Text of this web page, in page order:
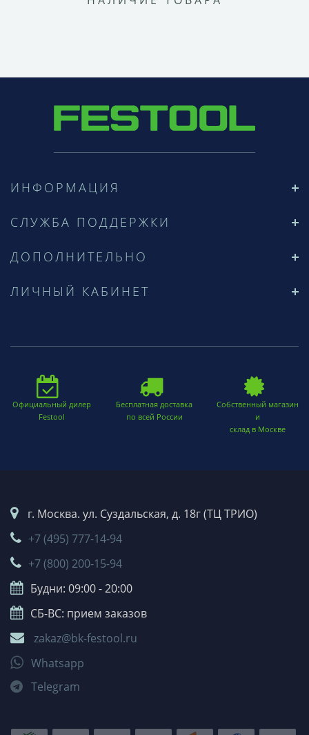
ИНФОРМАЦИЯ
СЛУЖБА ПОДДЕРЖКИ
ДОПОЛНИТЕЛЬНО
ЛИЧНЫЙ КАБИНЕТ
Официальный дилер
Festool
Бесплатная доставка
по всей России
Собственный магазин
и
склад в Москве
г. Москва. ул. Суздальская, д. 18г (ТЦ ТРИО)
+7 (495) 777-14-94
+7 (800) 200-15-94
Будни: 09:00 - 20:00
СБ-ВС: прием заказов
zakaz@bk-festool.ru
Whatsapp
Telegram